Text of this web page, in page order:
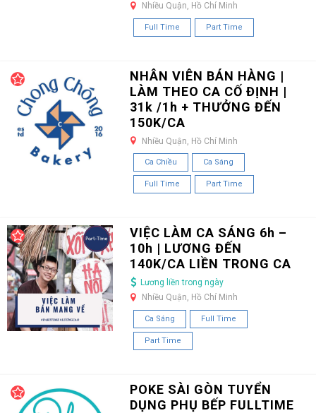
Nhiều Quận, Hồ Chí Minh
Full Time Part Time
NHÂN VIÊN BÁN HÀNG |
LÀM THEO CA CỐ ĐỊNH |
31k /1h + THƯỞNG ĐẾN
150K/CA
Nhiều Quận, Hồ Chí Minh
Ca Chiều Ca Sáng
Full Time Part Time
VIỆC LÀM CA SÁNG 6h –
10h | LƯƠNG ĐẾN
140K/CA LIỀN TRONG CA
Lương liền trong ngày
Nhiều Quận, Hồ Chí Minh
Ca Sáng Full Time
Part Time
POKE SÀI GÒN TUYỂN
DỤNG PHỤ BẾP FULLTIME